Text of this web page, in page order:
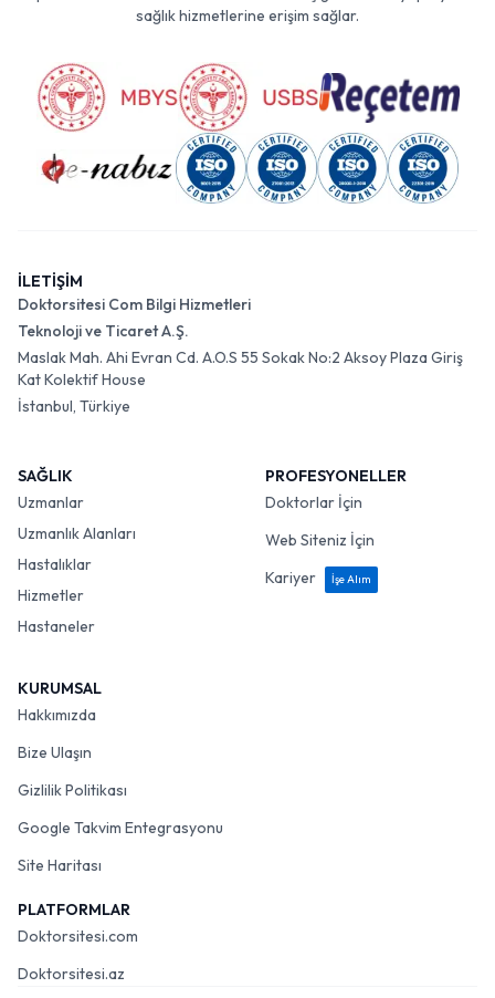
sağlık hizmetlerine erişim sağlar.
İLETİŞİM
Doktorsitesi Com Bilgi Hizmetleri
Teknoloji ve Ticaret A.Ş.
Maslak Mah. Ahi Evran Cd. A.O.S 55 Sokak No:2 Aksoy Plaza Giriş
Kat Kolektif House
İstanbul, Türkiye
SAĞLIK
Uzmanlar
Uzmanlık Alanları
Hastalıklar
Hizmetler
Hastaneler
PROFESYONELLER
Doktorlar İçin
Web Siteniz İçin
Kariyer
İşe Alım
KURUMSAL
Hakkımızda
Bize Ulaşın
Gizlilik Politikası
Google Takvim Entegrasyonu
Site Haritası
PLATFORMLAR
Doktorsitesi.com
Doktorsitesi.az